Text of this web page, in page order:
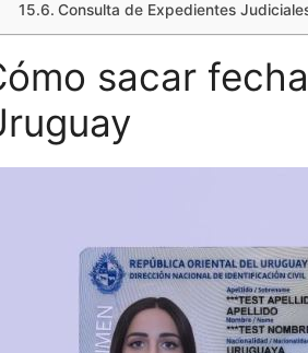
Consulta de Expedientes
sacar